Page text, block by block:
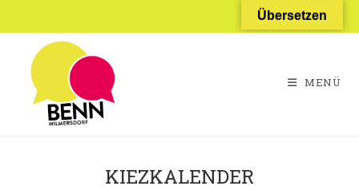
Inhalt
springen
MENÜ
KIEZKALENDER
Übersetzen